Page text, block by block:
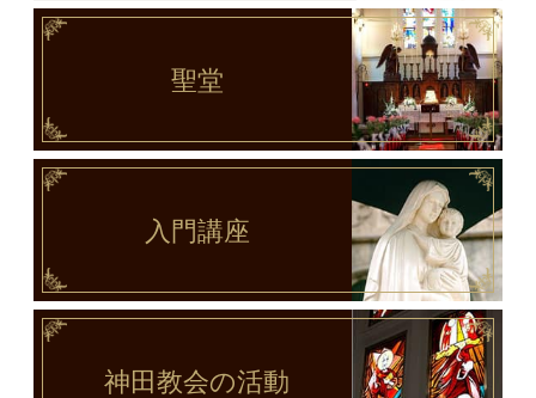
聖堂
入門講座
神田教会の活動